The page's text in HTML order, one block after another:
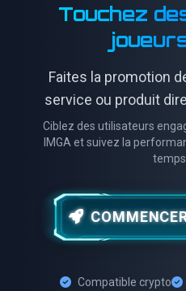
Touchez
Faites la promotion
service ou produit
Ciblez des utilisateurs
IMGA et suivez la
temps
Compatible crypto